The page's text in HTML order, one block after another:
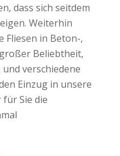
dass sich seitdem
Weiterhin
in Beton-,
Beliebtheit,
verschiedene
Einzug in unsere
Sie die